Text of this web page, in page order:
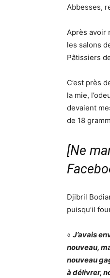
Abbesses,
Après avoir
les salons
Pâtissiers
C’est près
la mie,
devaient
de 18
[Ne
Djibril
puisqu’il
« J’avais
nouveau,
nouveau
à délivrer,